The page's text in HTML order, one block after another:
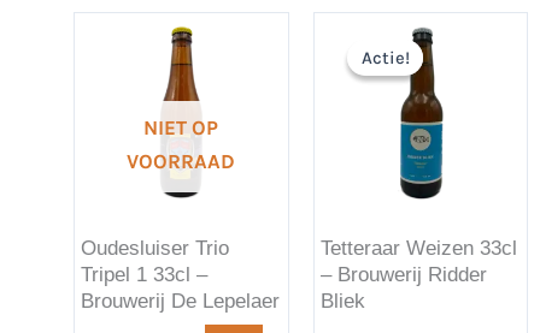
NIET OP
VOORRAAD
Oudesluiser Trio
Tripel 1 33cl –
Brouwerij De Lepelaer
Actie!
Actie!
Tetteraar Weizen 33cl
– Brouwerij Ridder
Bliek
prijs
was:
€ 3,69.
is:
€ 2,69.